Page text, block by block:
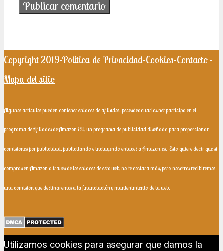
Copyright 2019-Política de Privacidad-Cookies-Contacto-
Mapa del sitio
Algunos artículos pueden contener enlaces de afiliados. pecesdeacuarios.net participa en el
programa de Afiliados de Amazon EU, un programa de publicidad diseñado para proporcionar
comisiones por publicidad, publicitando e incluyendo enlaces a Amazon.es. Esto quiere decir que si
compras en Amazon a través de los enlaces de esta web, no te costará más, pero nosotros recibiremos
una comisión que destinaremos a la financiación y mantenimiento de la web.
Utilizamos cookies para asegurar que damos la